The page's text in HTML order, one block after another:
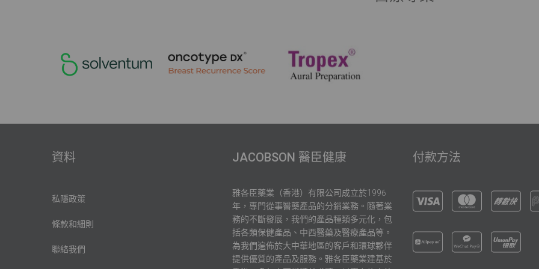
資料
私隱政策
條款和細則
聯絡我們
JACOBSON 醫臣健康
雅各臣藥業（香港）有限公司成立於1996
年，專門從事醫藥產品的分銷業務。隨著業
務的不斷發展，我們的產品種類多元化，包
括各類保健產品、中西醫藥及醫療產品等。
為我們遍佈於大中華地區的客戶和環球夥伴
提供優質的產品及服務。雅各臣藥業建基於
付款方法